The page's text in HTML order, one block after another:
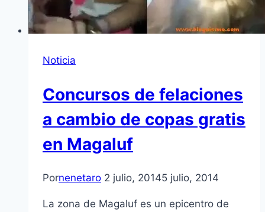
Noticia
Concursos de felaciones
a cambio de copas gratis
en Magaluf
Pornenetaro 2 julio, 20145 julio, 2014
La zona de Magaluf es un epicentro de